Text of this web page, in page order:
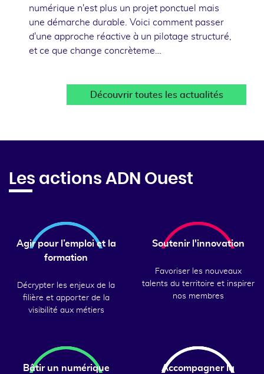
numérique n'est plus un projet ponctuel mais
une démarche durable. Voici comment passer
d'une approche réactive à un pilotage structuré,
et ce que change concrèteme…
Découvrir toutes les actualités
Les actions ADN Ouest
Agir pour l’emploi et la
formation
Décrypter les enjeux de la
filière et apporter de la
visibilité aux métiers
Soutenir l'innovation
Favoriser les nouveaux
talents du territoire et inspirer
nos membres
Bâtir un numérique
Accompagner la